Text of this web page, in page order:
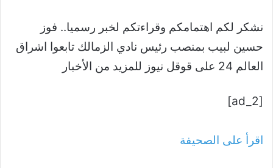
نشكر لكم اهتمامكم وقراءتكم لخبر رسميا.. فوز
حسين لبيب بمنصب رئيس نادي الزمالك تابعوا اشراق
العالم 24 على قوقل نيوز للمزيد من الأخبار
[ad_2]
اقرأ على الصحيفة